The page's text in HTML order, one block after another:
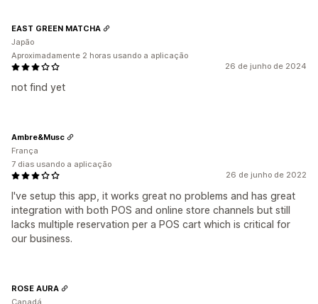
26 de junho de 2024
not find yet
EAST GREEN MATCHA
Japão
Aproximadamente 2 horas usando a aplicação
26 de junho de 2022
I've setup this app, it works great no problems and has great
integration with both POS and online store channels but still
lacks multiple reservation per a POS cart which is critical for
our business.
Ambre&Musc
França
7 dias usando a aplicação
ROSE AURA
Canadá